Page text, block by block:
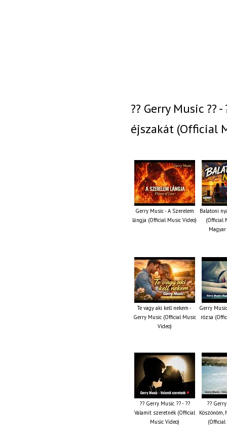
?? Gerry Music ??
éjszakát (Official
Gerry Music - A Szerelem
lángja (Official Music Video)
Balatoni
(Official
Te vagy aki kell nekem -
Gerry Music (Official Music
Video)
Gerry
rózsa
?? Gerry Music ?? - ??
Valamit szeretnék (Official
Music Video)
??
Köszönöm,
(Official